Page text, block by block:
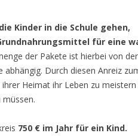
Kinder in die Schule gehen,
für eine
der Pakete ist hierbei von der
Durch diesen Anreiz
Heimat ihr Leben zu meistern
750 € im Jahr für ein Kind.